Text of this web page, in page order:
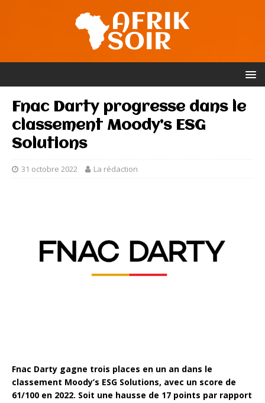
Fnac Darty progresse dans le
classement Moody’s ESG
Solutions
31 octobre 2022 La rédaction
Fnac Darty gagne trois places en un an dans le
classement Moody’s ESG Solutions, avec un score de
61/100 en 2022. Soit une hausse de 17 points par rapport